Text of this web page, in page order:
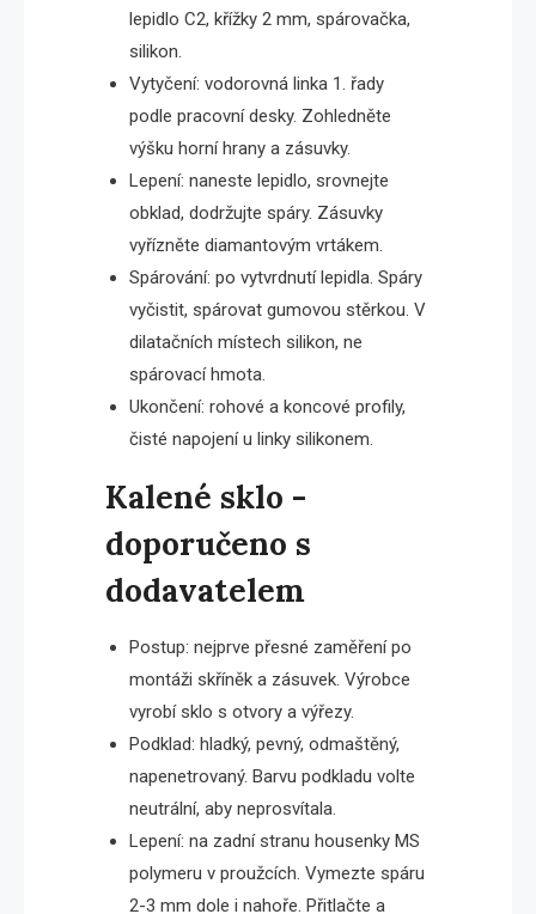
lepidlo C2, křížky 2 mm, spárovačka,
silikon.
Vytyčení: vodorovná linka 1. řady
podle pracovní desky. Zohledněte
výšku horní hrany a zásuvky.
Lepení: naneste lepidlo, srovnejte
obklad, dodržujte spáry. Zásuvky
vyřízněte diamantovým vrtákem.
Spárování: po vytvrdnutí lepidla. Spáry
vyčistit, spárovat gumovou stěrkou. V
dilatačních místech silikon, ne
spárovací hmota.
Ukončení: rohové a koncové profily,
čisté napojení u linky silikonem.
Kalené sklo -
doporučeno s
dodavatelem
Postup: nejprve přesné zaměření po
montáži skříněk a zásuvek. Výrobce
vyrobí sklo s otvory a výřezy.
Podklad: hladký, pevný, odmaštěný,
napenetrovaný. Barvu podkladu volte
neutrální, aby neprosvítala.
Lepení: na zadní stranu housenky MS
polymeru v proužcích. Vymezte spáru
2-3 mm dole i nahoře. Přitlačte a